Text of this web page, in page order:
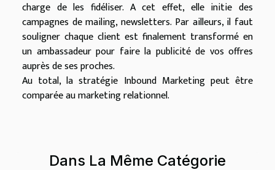
charge de les fidéliser. A cet effet, elle initie des
campagnes de mailing, newsletters. Par ailleurs, il faut
souligner chaque client est finalement transformé en
un ambassadeur pour faire la publicité de vos offres
auprès de ses proches.
Au total, la stratégie Inbound Marketing peut être
comparée au marketing relationnel.
Dans La Même Catégorie